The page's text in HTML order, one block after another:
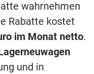
wahrnehmen
Rabatte kostet
im Monat netto.
und in